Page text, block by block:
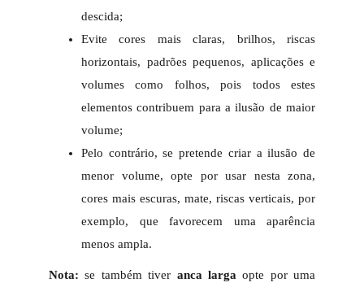
descida;
Evite cores mais claras, brilhos, riscas
horizontais, padrões pequenos, aplicações e
volumes como folhos, pois todos estes
elementos contribuem para a ilusão de maior
volume;
Pelo contrário, se pretende criar a ilusão de
menor volume, opte por usar nesta zona,
cores mais escuras, mate, riscas verticais, por
exemplo, que favorecem uma aparência
menos ampla.
Nota:se também tiver anca largaopte por uma